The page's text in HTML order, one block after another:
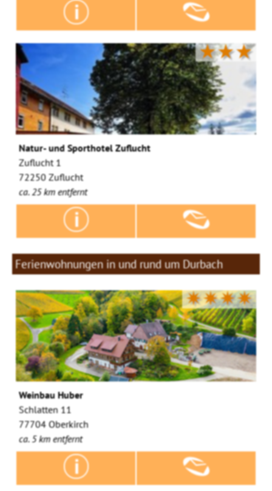
★★★
Natur- und Sporthotel Zuflucht
Zuflucht 1
72250 Zuflucht
ca. 25 km entfernt
Ferienwohnungen in und rund um Durbach
✷✷✷✷
Weinbau Huber
Schlatten 11
77704 Oberkirch
ca. 5 km entfernt